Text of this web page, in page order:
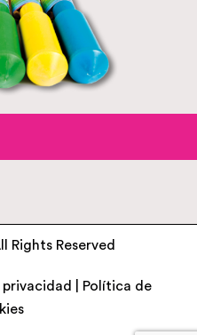
Rights Reserved
Política de